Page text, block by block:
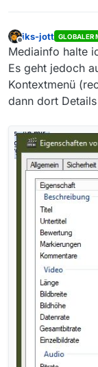
Offline
iks-jott GLOBALER
Mediainfo halte
Es geht jedoch
Kontextmenü
dann dort